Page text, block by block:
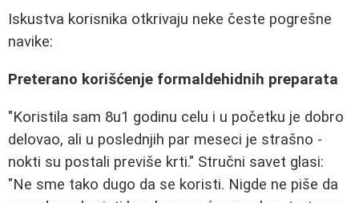
Iskustva korisnika otkrivaju neke česte pogrešne
navike:
Preterano korišćenje formaldehidnih preparata
"Koristila sam 8u1 godinu celu i u početku je dobro
delovao, ali u poslednjih par meseci je strašno -
nokti su postali previše krti." Stručni savet glasi:
"Ne sme tako dugo da se koristi. Nigde ne piše da